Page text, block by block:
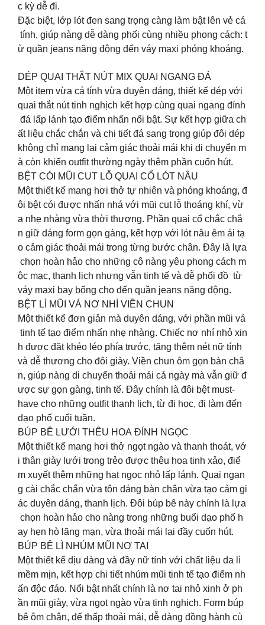
c kỳ dễ đi.
Đặc biệt, lớp lót đen sang trọng càng làm bật lên vẻ cá
tính, giúp nàng dễ dàng phối cùng nhiều phong cách: t
ừ quần jeans năng động đến váy maxi phóng khoáng.
DÉP QUAI THẮT NÚT MIX QUAI NGANG ĐÁ
Một item vừa cá tính vừa duyên dáng, thiết kế dép với
quai thắt nút tinh nghịch kết hợp cùng quai ngang đính
đá lấp lánh tạo điểm nhấn nổi bật. Sự kết hợp giữa ch
ất liệu chắc chắn và chi tiết đá sang trọng giúp đôi dép
không chỉ mang lại cảm giác thoải mái khi di chuyển m
à còn khiến outfit thường ngày thêm phần cuốn hút.
BỆT CÓI MŨI CUT LỖ QUAI CỔ LÓT NÂU
Một thiết kế mang hơi thở tự nhiên và phóng khoáng, đ
ôi bệt cói được nhấn nhá với mũi cut lỗ thoáng khí, vừ
a nhẹ nhàng vừa thời thượng. Phần quai cổ chắc chắ
n giữ dáng form gọn gàng, kết hợp với lót nâu êm ái tạ
o cảm giác thoải mái trong từng bước chân. Đây là lựa
chọn hoàn hảo cho những cô nàng yêu phong cách m
ộc mạc, thanh lịch nhưng vẫn tinh tế và dễ phối đồ từ
váy maxi bay bổng cho đến quần jeans năng động.
BỆT LÌ MŨI VÁ NƠ NHÍ VIỀN CHUN
Một thiết kế đơn giản mà duyên dáng, với phần mũi vá
tinh tế tạo điểm nhấn nhẹ nhàng. Chiếc nơ nhí nhỏ xin
h được đặt khéo léo phía trước, tăng thêm nét nữ tính
và dễ thương cho đôi giày. Viền chun ôm gọn bàn châ
n, giúp nàng di chuyển thoải mái cả ngày mà vẫn giữ đ
ược sự gọn gàng, tinh tế. Đây chính là đôi bệt must-
have cho những outfit thanh lịch, từ đi học, đi làm đến
dạo phố cuối tuần.
BÚP BÊ LƯỚI THÊU HOA ĐÍNH NGỌC
Một thiết kế mang hơi thở ngọt ngào và thanh thoát, vớ
i thân giày lưới trong trẻo được thêu hoa tinh xảo, điể
m xuyết thêm những hạt ngọc nhỏ lấp lánh. Quai ngan
g cài chắc chắn vừa tôn dáng bàn chân vừa tạo cảm gi
ác duyên dáng, thanh lịch. Đôi búp bê này chính là lựa
chọn hoàn hảo cho nàng trong những buổi dạo phố h
ay hẹn hò lãng mạn, vừa thoải mái lại đầy cuốn hút.
BÚP BÊ LÌ NHÚM MŨI NƠ TAI
Một thiết kế dịu dàng và đầy nữ tính với chất liệu da lì
mềm mịn, kết hợp chi tiết nhúm mũi tinh tế tạo điểm nh
ấn độc đáo. Nổi bật nhất chính là nơ tai nhỏ xinh ở ph
ần mũi giày, vừa ngọt ngào vừa tinh nghịch. Form búp
bê ôm chân, đế thấp thoải mái, dễ dàng đồng hành cù